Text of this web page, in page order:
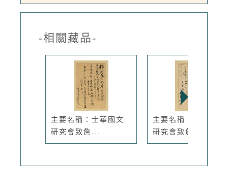
-相關藏品-
主要名稱：士華國文
研究會致詹...
主要名稱：士華國文
研究會致詹...